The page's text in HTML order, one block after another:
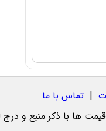
| تماس با ما
ها با ذکر منبع و